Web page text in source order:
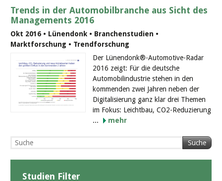
Trends in der Automobilbranche aus Sicht des
Managements 2016
Okt 2016 • Lünendonk • Branchenstudien •
Marktforschung • Trendforschung
Der Lünendonk®-Automotive-Radar
2016 zeigt: Für die deutsche
Automobilindustrie stehen in den
kommenden zwei Jahren neben der
Digitalisierung ganz klar drei Themen
im Fokus: Leichtbau, CO2-Reduzierung
...
mehr
Suche
Studien Filter